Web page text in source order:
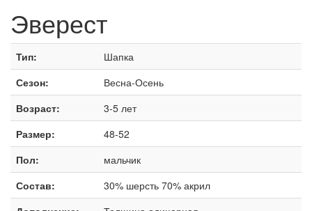
Эверест
Тип:
Шапка
Сезон:
Весна-Осень
Возраст:
3-5 лет
Размер:
48-52
Пол:
мальчик
Состав:
30% шерсть 70% акрил